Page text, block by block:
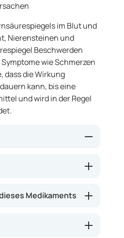
im Blut und
Nierensteinen und
Beschwerden
wie Schmerzen
dass die Wirkung
kann, bis eine
und wird in der Regel
Urin gesenkt. Dies
ist nicht zur Behandlung
Medikaments